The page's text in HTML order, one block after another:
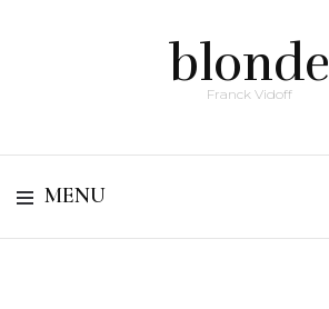
blonde
Franck Vidoff
MENU